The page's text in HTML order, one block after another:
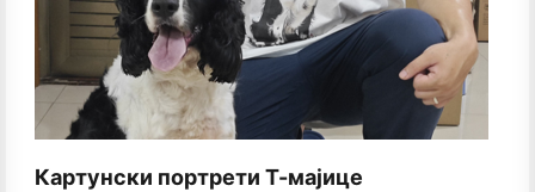
Картунски портрети Т-мајице